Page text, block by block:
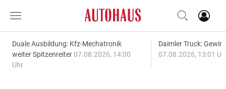
Duale Ausbildung: Kfz-Mechatronik
weiter Spitzenreiter 07.08.2026, 14:00
Uhr
Daimler Truck:
07.08.2026, 13:01